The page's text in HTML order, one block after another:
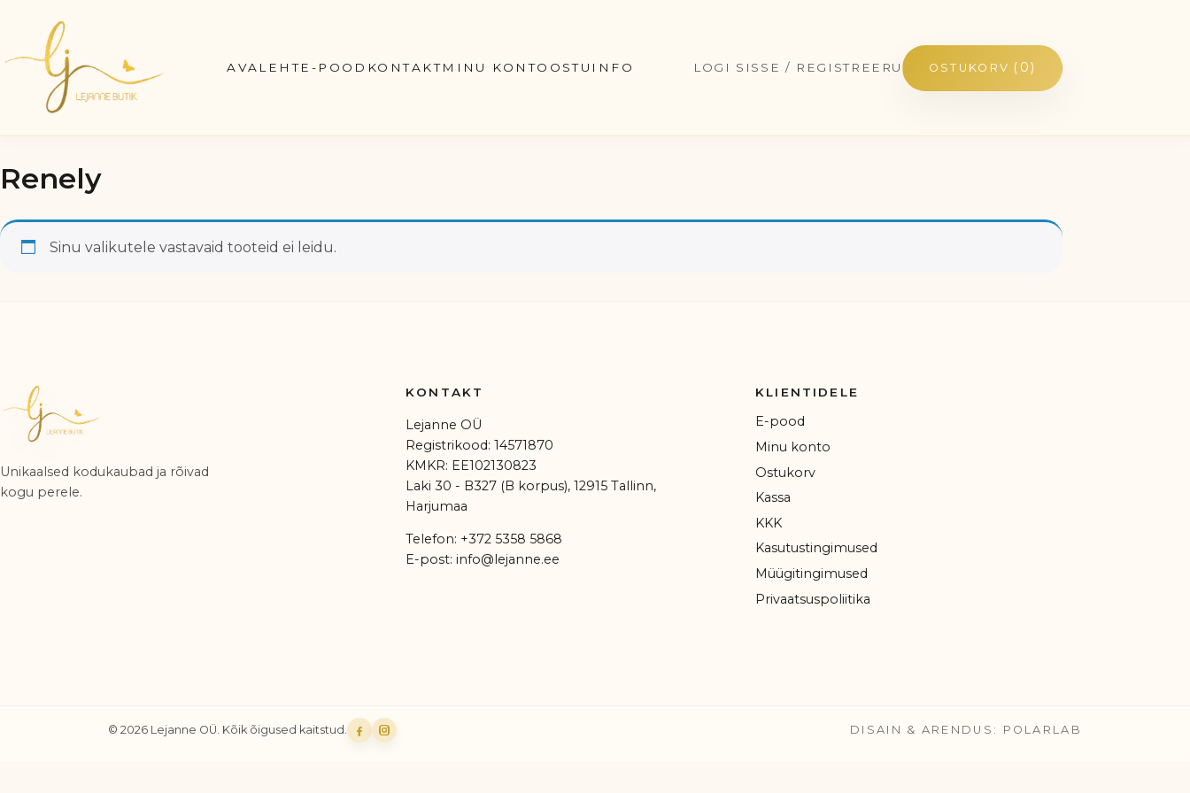
AVALEHTE-POOD KONTAKTMINU KONTO OSTUINFO LOGI SISSE / REGISTREERU OSTUKORV (0)
content
Renely
Sinu valikutele vastavaid tooteid ei leidu.
Unikaalsed kodukaubad ja rõivad
kogu perele.
KONTAKT
Lejanne OÜ
Registrikood: 14571870
KMKR: EE102130823
Laki 30 - B327 (B korpus), 12915 Tallinn,
Harjumaa
Telefon: +372 5358 5868
E-post:info@lejanne.ee
KLIENTIDELE
E-pood
Minu konto
Ostukorv
Kassa
KKK
Kasutustingimused
Müügitingimused
Privaatsuspoliitika
© 2026 Lejanne OÜ. Kõik õigused kaitstud.
Facebook
Instagram
DISAIN & ARENDUS: POLARLAB